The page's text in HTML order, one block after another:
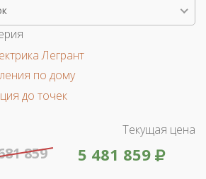
Легрант
по дому
до точек
Текущая цена
5 481 859
859